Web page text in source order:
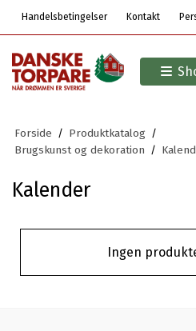
Handelsbetingelser Kontakt
Forside / Produktkatalog /
Brugskunst og dekoration /
Kalender
Ingen